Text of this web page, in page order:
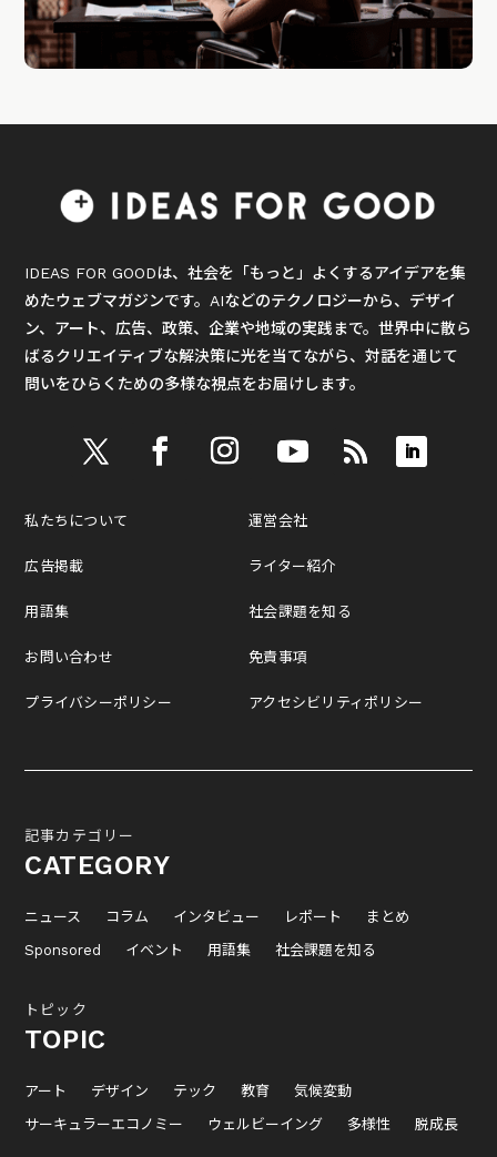
IDEAS FOR GOODは、社会を「もっと」よくするアイデアを集
めたウェブマガジンです。AIなどのテクノロジーから、デザイ
ン、アート、広告、政策、企業や地域の実践まで。世界中に散ら
ばるクリエイティブな解決策に光を当てながら、対話を通じて
問いをひらくための多様な視点をお届けします。
私たちについて
広告掲載
用語集
お問い合わせ
プライバシーポリシー
運営会社
ライター紹介
社会課題を知る
免責事項
アクセシビリティポリシー
記事カテゴリー
CATEGORY
ニュース コラム インタビュー レポート
まとめ
Sponsored
イベント 用語集 社会課題を知る
トピック
TOPIC
アート デザイン テック 教育
気候変動
サーキュラーエコノミー
ウェルビーイング 多様性 脱成長